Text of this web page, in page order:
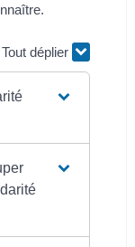
Tout déplier